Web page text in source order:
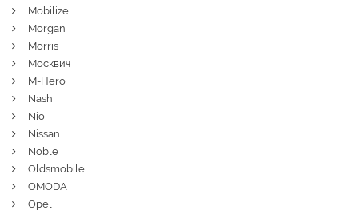
Mobilize
Morgan
Morris
Москвич
M-Hero
Nash
Nio
Nissan
Noble
Oldsmobile
OMODA
Opel